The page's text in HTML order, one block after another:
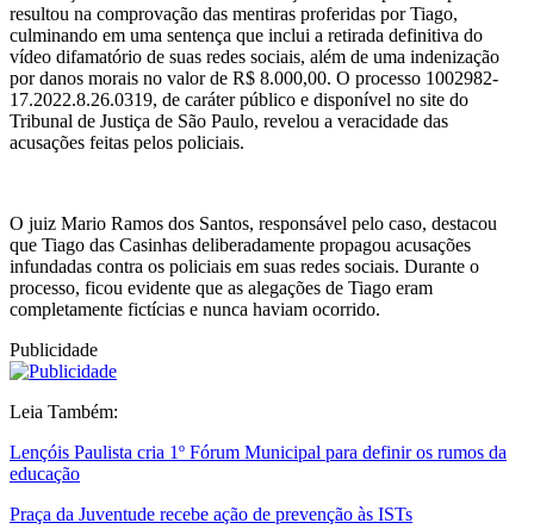
resultou na comprovação das mentiras proferidas por Tiago,
culminando em uma sentença que inclui a retirada definitiva do
vídeo difamatório de suas redes sociais, além de uma indenização
por danos morais no valor de R$ 8.000,00. O processo 1002982-
17.2022.8.26.0319, de caráter público e disponível no site do
Tribunal de Justiça de São Paulo, revelou a veracidade das
acusações feitas pelos policiais.
O juiz Mario Ramos dos Santos, responsável pelo caso, destacou
que Tiago das Casinhas deliberadamente propagou acusações
infundadas contra os policiais em suas redes sociais. Durante o
processo, ficou evidente que as alegações de Tiago eram
completamente fictícias e nunca haviam ocorrido.
Publicidade
Leia Também:
Lençóis Paulista cria 1º Fórum Municipal para definir os rumos da
educação
Praça da Juventude recebe ação de prevenção às ISTs